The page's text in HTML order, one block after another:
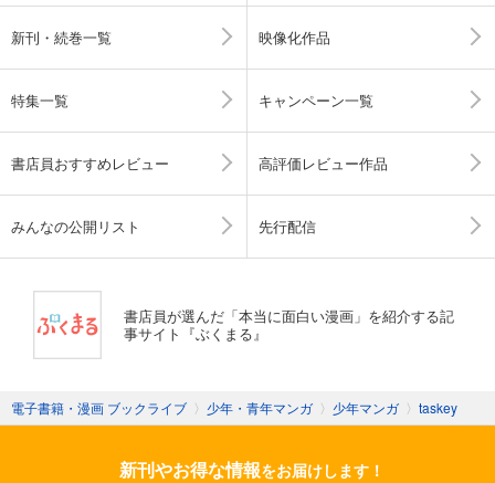
新刊・続巻一覧 映像化作品
特集一覧 キャンペーン一覧
書店員おすすめレビュー 高評価レビュー作品
みんなの公開リスト 先行配信
書店員が選んだ「本当に面白い漫画」を紹介する記
事サイト『ぶくまる』
電子書籍・漫画 ブックライブ 〉 少年・青年マンガ 〉 少年マンガ 〉 taskey
新刊やお得な情報をお届けします！